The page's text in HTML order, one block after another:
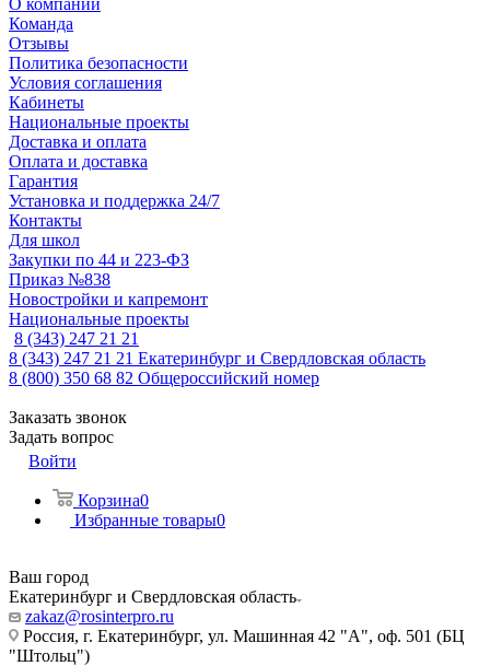
О компании
Команда
Отзывы
Политика безопасности
Условия соглашения
Кабинеты
Национальные проекты
Доставка и оплата
Оплата и доставка
Гарантия
Установка и поддержка 24/7
Контакты
Для школ
Закупки по 44 и 223-ФЗ
Приказ №838
Новостройки и капремонт
Национальные проекты
8 (343) 247 21 21
8 (343) 247 21 21 Екатеринбург и Свердловская область
8 (800) 350 68 82 Общероссийский номер
Заказать звонок
Задать вопрос
Войти
Корзина0
Избранные товары0
Ваш город
Екатеринбург и Свердловская область
zakaz@rosinterpro.ru
Россия, г. Екатеринбург, ул. Машинная 42 "А", оф. 501 (БЦ
"Штольц")